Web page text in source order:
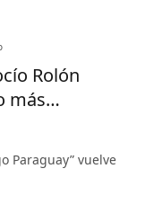
Rolón
más
Paraguay” vuelve